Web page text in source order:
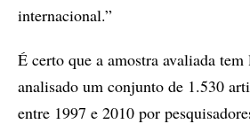
internacional.”
É certo que a amostra avaliada
analisado um conjunto de 1.530
entre 1997 e 2010 por